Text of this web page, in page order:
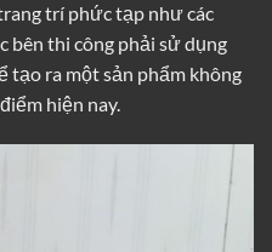
trí phức tạp như các
thi công phải sử dụng
tạo ra một sản phẩm không
hiện nay.